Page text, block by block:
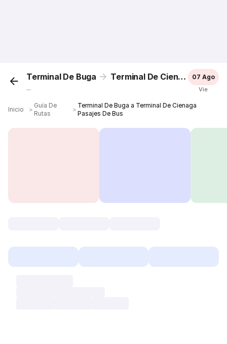
Terminal De Buga Terminal De Cienaga
...
07 Ago
Vie
Inicio ＞
Guía De
Rutas
＞
Terminal De Buga a Terminal De Cienaga
Pasajes De Bus